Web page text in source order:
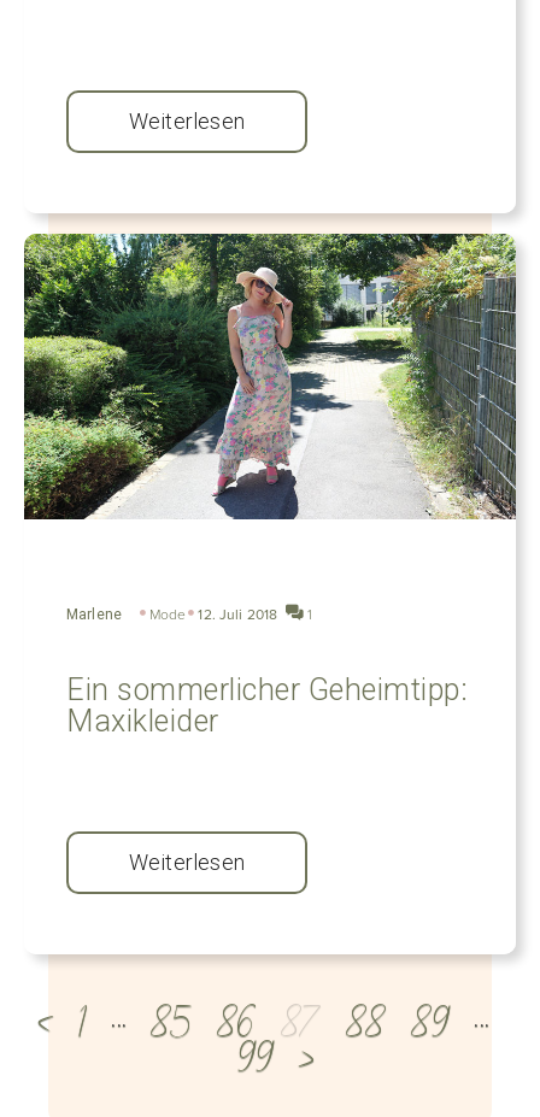
Weiterlesen
Marlene Mode 12. Juli 2018 1
Ein sommerlicher Geheimtipp:
Maxikleider
Weiterlesen
< 1 … 85 86 87 88 89 …
99 >